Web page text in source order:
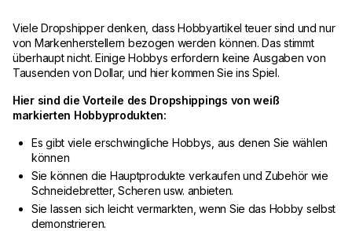
Viele Dropshipper denken, dass Hobbyartikel teuer sind und nur
von Markenherstellern bezogen werden können. Das stimmt
überhaupt nicht. Einige Hobbys erfordern keine Ausgaben von
Tausenden von Dollar, und hier kommen Sie ins Spiel.
Hier sind die Vorteile des Dropshippings von weiß
markierten Hobbyprodukten:
Es gibt viele erschwingliche Hobbys, aus denen Sie wählen
können
Sie können die Hauptprodukte verkaufen und Zubehör wie
Schneidebretter, Scheren usw. anbieten.
Sie lassen sich leicht vermarkten, wenn Sie das Hobby selbst
demonstrieren.